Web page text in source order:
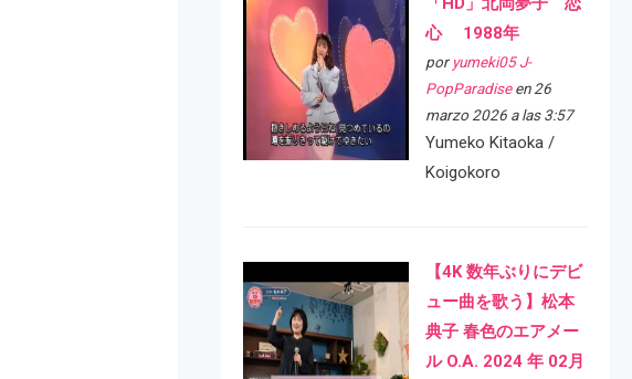
心 1988年
por yumeki05 J-
PopParadiseen 26
marzo 2026 a las 3:57
Yumeko Kitaoka /
Koigokoro
【4K 数年ぶりにデビ
ュー曲を歌う】松本
典子 春色のエアメー
ル O.A. 2024 年 02月